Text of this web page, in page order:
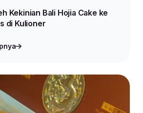
Kekinian Bali Hojia Cake ke
di Kulioner